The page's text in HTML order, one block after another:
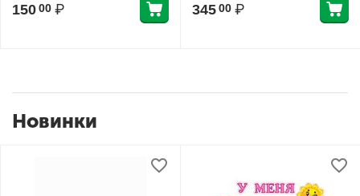
150 00 ₽ 345 00 ₽
Новинки